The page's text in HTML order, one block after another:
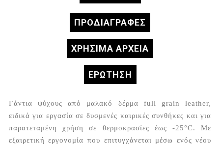
ΠΡΟΔΙΑΓΡΑΦΈΣ
ΧΡΗΣΙΜΑ ΑΡΧΕΙΑ
ΕΡΏΤΗΣΗ
Γάντια ψύχους από μαλακό δέρμα full grain leather,
ειδικά για εργασία σε δυσμενές καιρικές συνθήκες και για
παρατεταμένη χρήση σε θερμοκρασίες έως -25°C. Με
εξαιρετική εργονομία που επιτυγχάνεται μέσω ενός νέου